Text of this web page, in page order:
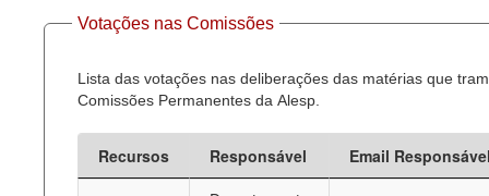
Votações nas Comissões
Lista das votações nas deliberações das matérias que
Comissões Permanentes da Alesp.
Recursos Responsável
Email